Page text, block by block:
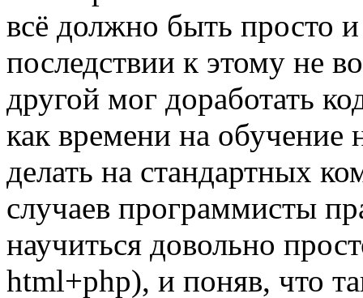
всё должно быть просто
последствии к этому не
другой мог доработать
как времени на
делать на стандартных
случаев программисты
научиться довольно
html+php), и поняв, что